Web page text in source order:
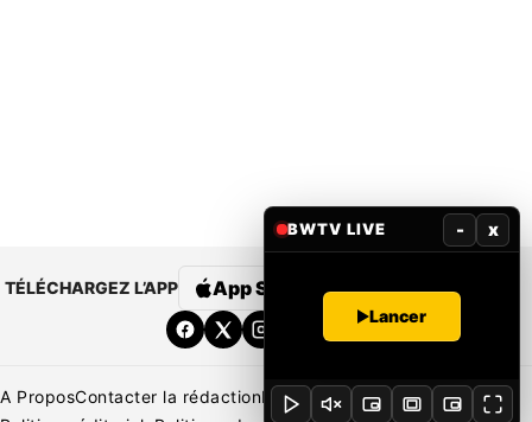
TÉLÉCHARGEZ L’APP App Store Google Play
A ProposContacter la rédactionRédaction Mentions légales
BWTV LIVE - x
Lancer